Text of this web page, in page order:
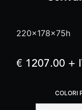
220x178x75h
€ 1207.00 +
COLORI